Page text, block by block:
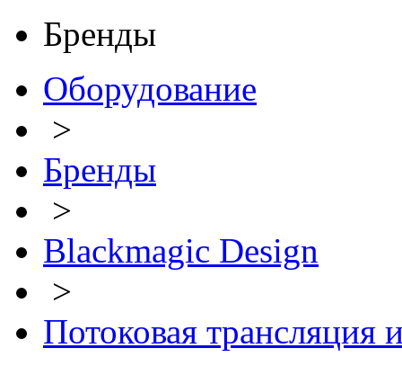
Бренды
Оборудование
>
Бренды
>
Blackmagic Design
>
Потоковая трансляция